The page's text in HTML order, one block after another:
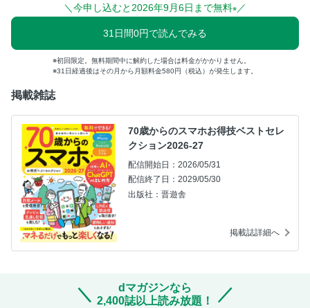
＼今申し込むと2026年9月6日まで無料※ ／
31日間0円で読んでみる
初回限定。無料期間中に解約した場合は料金がかかりません。
31日経過後はその月から月額料金580円（税込）が発生します。
掲載雑誌
70歳からのスマホお得技ベストセレ
クション2026-27
配信開始日：2026/05/31
配信終了日：2029/05/30
出版社：晋遊舎
掲載誌詳細へ
dマガジンなら
2,400誌以上読み放題！